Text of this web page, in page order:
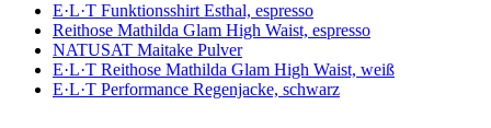
E·L·T Funktionsshirt Esthal, espresso
Reithose Mathilda Glam High Waist, espresso
NATUSAT Maitake Pulver
E·L·T Reithose Mathilda Glam High Waist, weiß
E·L·T Performance Regenjacke, schwarz